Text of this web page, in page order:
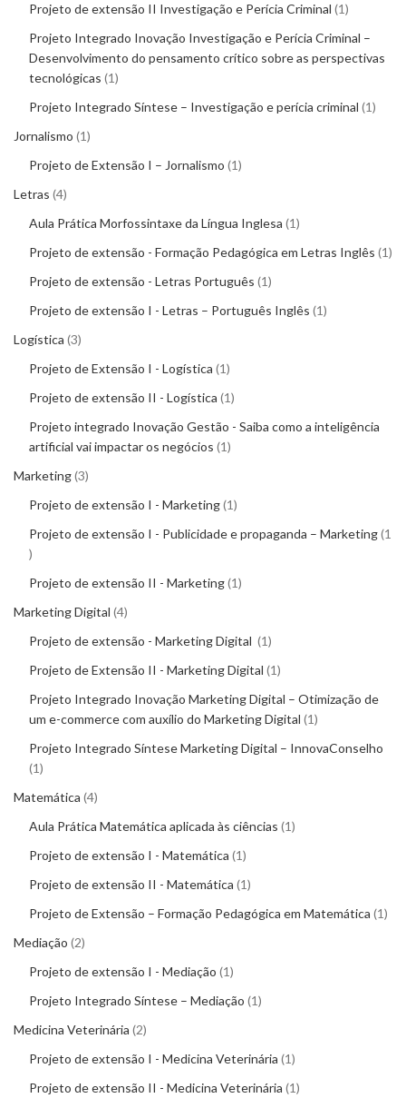
Projeto de extensão II Investigação e Perícia Criminal 1
Projeto Integrado Inovação Investigação e Perícia Criminal –
Desenvolvimento do pensamento crítico sobre as perspectivas
tecnológicas 1
Projeto Integrado Síntese – Investigação e perícia criminal 1
Jornalismo 1
Projeto de Extensão I – Jornalismo 1
Letras 4
Aula Prática Morfossintaxe da Língua Inglesa 1
Projeto de extensão - Formação Pedagógica em Letras Inglês 1
Projeto de extensão - Letras Português 1
Projeto de extensão I - Letras – Português Inglês 1
Logística 3
Projeto de Extensão I - Logística 1
Projeto de extensão II - Logística 1
Projeto integrado Inovação Gestão - Saiba como a inteligência
artificial vai impactar os negócios 1
Marketing 3
Projeto de extensão I - Marketing 1
Projeto de extensão I - Publicidade e propaganda – Marketing 1
Projeto de extensão II - Marketing 1
Marketing Digital 4
Projeto de extensão - Marketing Digital
1
Projeto de Extensão II - Marketing Digital 1
Projeto Integrado Inovação Marketing Digital – Otimização de
um e-commerce com auxílio do Marketing Digital 1
Projeto Integrado Síntese Marketing Digital – InnovaConselho
1
Matemática 4
Aula Prática Matemática aplicada às ciências 1
Projeto de extensão I - Matemática 1
Projeto de extensão II - Matemática 1
Projeto de Extensão – Formação Pedagógica em Matemática 1
Mediação 2
Projeto de extensão I - Mediação 1
Projeto Integrado Síntese – Mediação 1
Medicina Veterinária 2
Projeto de extensão I - Medicina Veterinária 1
Projeto de extensão II - Medicina Veterinária 1